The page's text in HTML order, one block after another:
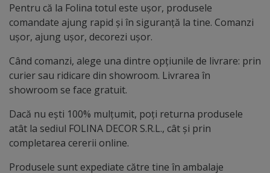
Pentru că la Folina totul este ușor, produsele
comandate ajung rapid și în siguranță la tine. Comanzi
ușor, ajung ușor, decorezi ușor.
Când comanzi, alege una dintre opțiunile de livrare: prin
curier sau ridicare din showroom. Livrarea în
showroom se face gratuit.
Dacă nu ești 100% mulțumit, poți returna produsele
atât la sediul FOLINA DECOR S.R.L., cât și prin
completarea cererii online.
Produsele sunt expediate către tine în ambalaje